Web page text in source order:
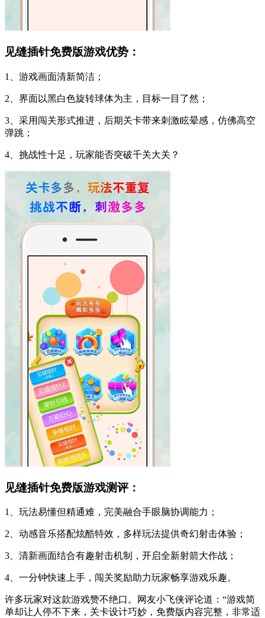
见缝插针免费版游戏优势：
1、游戏画面清新简洁；
2、界面以黑白色旋转球体为主，目标一目了然；
3、采用闯关形式推进，后期关卡带来刺激眩晕感，仿佛高空
弹跳；
4、挑战性十足，玩家能否突破千关大关？
见缝插针免费版游戏测评：
1、玩法易懂但精通难，完美融合手眼脑协调能力；
2、动感音乐搭配炫酷特效，多样玩法提供奇幻射击体验；
3、清新画面结合有趣射击机制，开启全新射箭大作战；
4、一分钟快速上手，闯关奖励助力玩家畅享游戏乐趣。
许多玩家对这款游戏赞不绝口。网友小飞侠评论道：“游戏简
单却让人停不下来，关卡设计巧妙，免费版内容完整，非常适